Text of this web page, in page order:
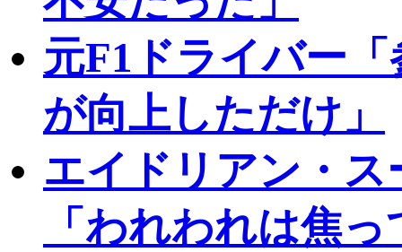
元F1ドライバー
が向上しただけ」
エイドリアン・
「われわれは焦